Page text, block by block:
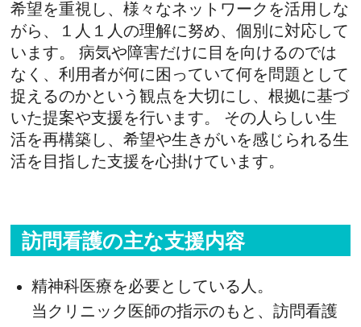
希望を重視し、様々なネットワークを活用しな
がら、１人１人の理解に努め、個別に対応して
います。 病気や障害だけに目を向けるのでは
なく、利用者が何に困っていて何を問題として
捉えるのかという観点を大切にし、根拠に基づ
いた提案や支援を行います。 その人らしい生
活を再構築し、希望や生きがいを感じられる生
活を目指した支援を心掛けています。
訪問看護の主な支援内容
精神科医療を必要としている人。
当クリニック医師の指示のもと、訪問看護